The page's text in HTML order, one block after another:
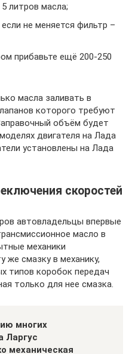
литров масла;
не меняется фильтр –
прибавьте ещё 200-250
масла заливать в
которого требуют
объём будет
двигателя на Лада
установлены на Лада
скоростей
автовладельцы впервые
масло в
механики
же смазку в механику,
типов коробок передач
только для нее смазка.
многих
Ларгус
механическая